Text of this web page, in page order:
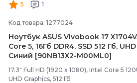
5 1
Код товара: 1277024
Ноутбук ASUS Vivobook 17
Core 5, 16Гб DDR4, SSD 512 Гб,
Синий [90NB13X2-M00ML0]
17.3" Full HD (1920 x 1080), Intel Core 5
UHD Graphics, 512 Гб